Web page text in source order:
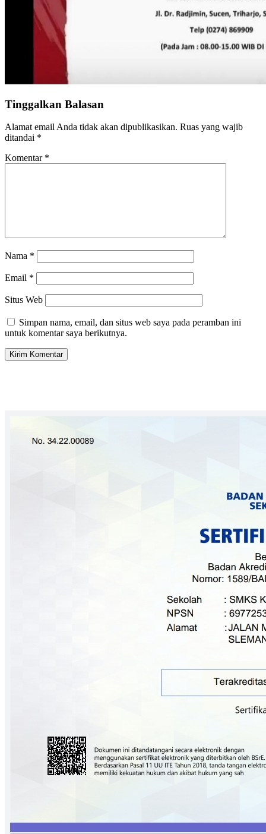
Tinggalkan Balasan
Alamat email Anda tidak akan dipublikasikan. Ruas yang wajib
ditandai *
Komentar *
Nama *
Email *
Situs Web
Simpan nama, email, dan situs web saya pada peramban ini
untuk komentar saya berikutnya.